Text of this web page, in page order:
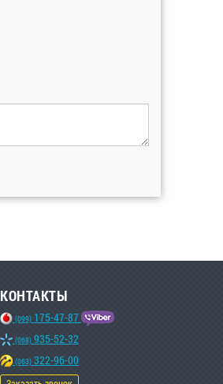
КОНТАКТЫ
(099) 175-47-87
(068) 935-52-32
(063) 322-96-00